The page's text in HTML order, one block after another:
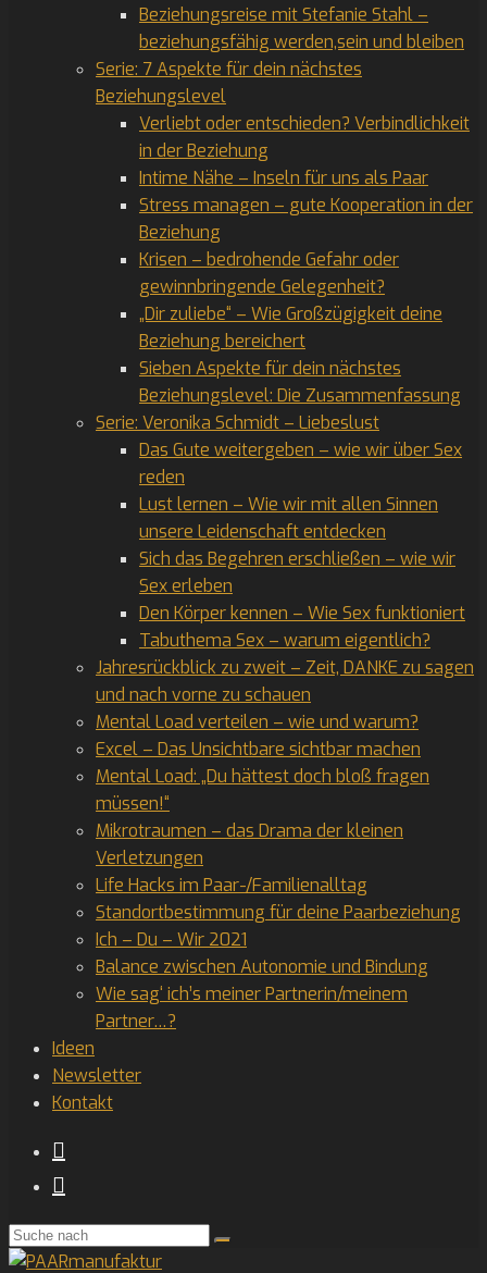
Beziehungsreise mit Stefanie Stahl –
beziehungsfähig werden,sein und bleiben
Serie: 7 Aspekte für dein nächstes
Beziehungslevel
Verliebt oder entschieden? Verbindlichkeit
in der Beziehung
Intime Nähe – Inseln für uns als Paar
Stress managen – gute Kooperation in der
Beziehung
Krisen – bedrohende Gefahr oder
gewinnbringende Gelegenheit?
„Dir zuliebe“ – Wie Großzügigkeit deine
Beziehung bereichert
Sieben Aspekte für dein nächstes
Beziehungslevel: Die Zusammenfassung
Serie: Veronika Schmidt – Liebeslust
Das Gute weitergeben – wie wir über Sex
reden
Lust lernen – Wie wir mit allen Sinnen
unsere Leidenschaft entdecken
Sich das Begehren erschließen – wie wir
Sex erleben
Den Körper kennen – Wie Sex funktioniert
Tabuthema Sex – warum eigentlich?
Jahresrückblick zu zweit – Zeit, DANKE zu sagen
und nach vorne zu schauen
Mental Load verteilen – wie und warum?
Excel – Das Unsichtbare sichtbar machen
Mental Load: „Du hättest doch bloß fragen
müssen!“
Mikrotraumen – das Drama der kleinen
Verletzungen
Life Hacks im Paar-/Familienalltag
Standortbestimmung für deine Paarbeziehung
Ich – Du – Wir 2021
Balance zwischen Autonomie und Bindung
Wie sag‘ ich’s meiner Partnerin/meinem
Partner…?
Ideen
Newsletter
Kontakt